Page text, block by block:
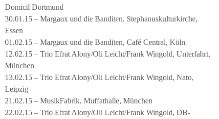
Domicil Dortmund
30.01.15 – Margaux und die Banditen, Stephanuskulturkirche,
Essen
01.02.15 – Margaux und die Banditen, Café Central, Köln
12.02.15 – Trio Efrat Alony/Oli Leicht/Frank Wingold, Unterfahrt,
München
13.02.15 – Trio Efrat Alony/Oli Leicht/Frank Wingold, Nato,
Leipzig
21.02.15 – MusikFabrik, Muffathalle, München
22.02.15 – Trio Efrat Alony/Oli Leicht/Frank Wingold, DB-